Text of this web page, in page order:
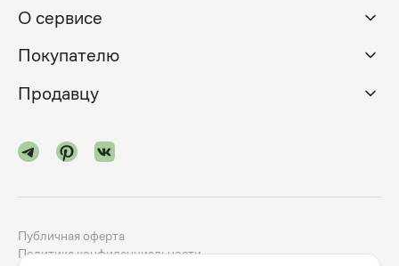
О сервисе
Покупателю
Продавцу
Публичная оферта
Политика конфиденциальности